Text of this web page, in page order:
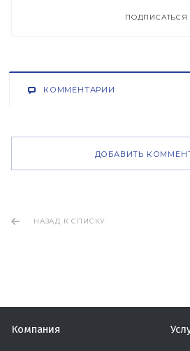
ПОДПИСАТЬСЯ
КОММЕНТАРИИ
ДОБАВИТЬ
НАЗАД К СПИСКУ
Компания